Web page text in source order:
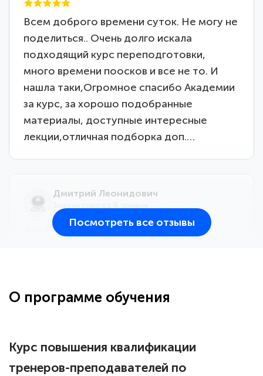
Всем доброго времени суток. Не могу не
поделиться.. Очень долго искала
подходящий курс переподготовки,
много времени поосков и все не то. И
нашла таки,Огромное спасибо Академии
за курс, за хорошо подобранные
материалы, доступные интересные
лекции,отличная подборка доп.…
Дмитрий Леонидович
большое количество методических
Посмотреть все отзывы
О программе обучения
Курс повышения квалификации
тренеров-преподавателей по